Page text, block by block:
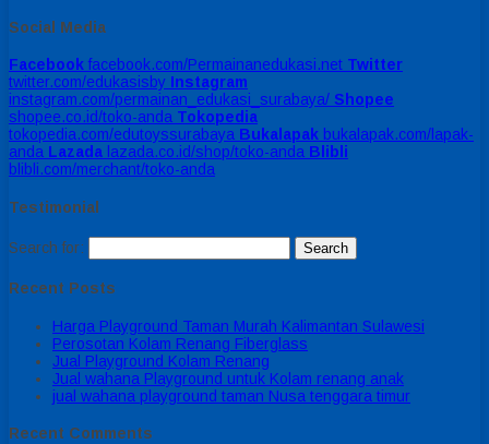
Social Media
Facebook facebook.com/Permainanedukasi.net Twitter
twitter.com/edukasisby Instagram
instagram.com/permainan_edukasi_surabaya/ Shopee
shopee.co.id/toko-anda Tokopedia
tokopedia.com/edutoyssurabaya Bukalapak bukalapak.com/lapak-
anda Lazada lazada.co.id/shop/toko-anda Blibli
blibli.com/merchant/toko-anda
Testimonial
Search for:
Recent Posts
Harga Playground Taman Murah Kalimantan Sulawesi
Perosotan Kolam Renang Fiberglass
Jual Playground Kolam Renang
Jual wahana Playground untuk Kolam renang anak
jual wahana playground taman Nusa tenggara timur
Recent Comments